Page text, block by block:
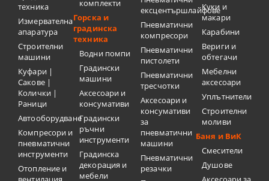
техника
Измервателна
апаратура
Строителни
машини
Куфари |
Сакове |
Колички |
Раници
Автооборудване
Компресори и
пневматични
инструменти
Отопление и
комплекти
Горска и
градинска
техника
Водни помпи
Градински
машини
Аксесоари и
консумативи
Градински
ръчни
инструменти
Градинска
декорация и
мебели
ексцентършлайфове
Пневматични
компресори
Пневматични
пистолети
Пневматични
тресчотки
Аксесоари и
консумативи
за
пневматични
машини
Пневматични
резачки
Куки и
макари
Карабини
Вериги и
обтегачи
Мебелни
аксесоари
Уплътнители
Строителни
моливи
Баня и ВиК
Смесители
Душове